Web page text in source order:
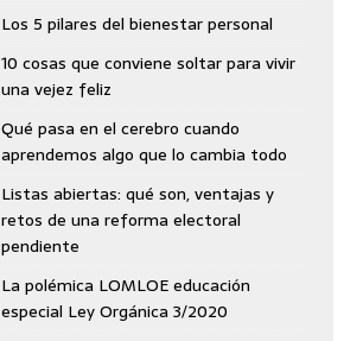
Los 5 pilares del bienestar personal
10 cosas que conviene soltar para vivir
una vejez feliz
Qué pasa en el cerebro cuando
aprendemos algo que lo cambia todo
Listas abiertas: qué son, ventajas y
retos de una reforma electoral
pendiente
La polémica LOMLOE educación
especial Ley Orgánica 3/2020